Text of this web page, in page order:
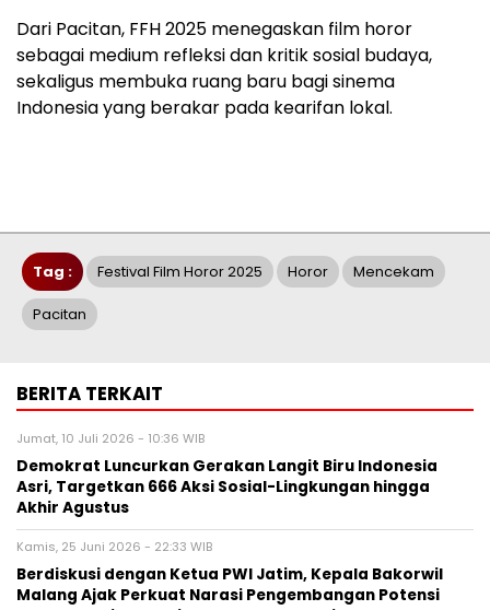
Dari Pacitan, FFH 2025 menegaskan film horor
sebagai medium refleksi dan kritik sosial budaya,
sekaligus membuka ruang baru bagi sinema
Indonesia yang berakar pada kearifan lokal.
Tag : Festival Film Horor 2025 Horor Mencekam
Pacitan
BERITA TERKAIT
Jumat, 10 Juli 2026 - 10:36 WIB
Demokrat Luncurkan Gerakan Langit Biru Indonesia
Asri, Targetkan 666 Aksi Sosial-Lingkungan hingga
Akhir Agustus
Kamis, 25 Juni 2026 - 22:33 WIB
Berdiskusi dengan Ketua PWI Jatim, Kepala Bakorwil
Malang Ajak Perkuat Narasi Pengembangan Potensi